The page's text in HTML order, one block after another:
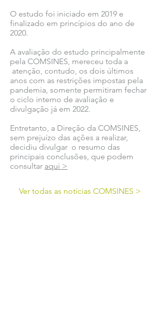
O estudo foi iniciado em 2019 e
finalizado em princípios do ano de
2020.
A avaliação do estudo principalmente
pela COMSINES, mereceu toda a
atenção, contudo, os dois últimos
anos com as restrições impostas pela
pandemia, somente permitiram fechar
o ciclo interno de avaliação e
divulgação já em 2022.
Entretanto, a Direção da COMSINES,
sem prejuízo das ações a realizar,
decidiu divulgar o resumo das
principais conclusões, que podem
consultar aqui >
Ver todas as notícias COMSINES >